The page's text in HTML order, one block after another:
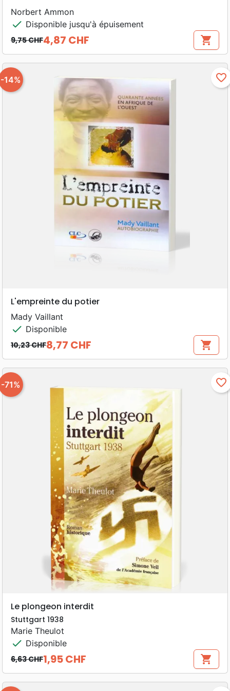
Norbert Ammon
check Disponible jusqu'à épuisement
Prix de base
9,75 CHF
Prix 4,87 CHF shopping_cart
-14% favorite_border
L'empreinte du potier
Mady Vaillant
check Disponible
Prix de base
10,23 CHF
Prix 8,77 CHF shopping_cart
-71% favorite_border
Le plongeon interdit
Stuttgart 1938
Marie Theulot
check Disponible
Prix de base
6,63 CHF
Prix 1,95 CHF shopping_cart